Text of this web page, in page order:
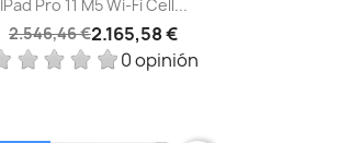
IPad Pro 11 M5 Wi-Fi Cell...
2.546,46 €2.165,58 €
0 opinión